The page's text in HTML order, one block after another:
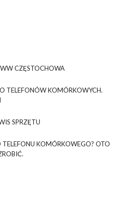
CZĘSTOCHOWA
TELEFONÓW KOMÓRKOWYCH.
SPRZĘTU
TELEFONU KOMÓRKOWEGO? OTO